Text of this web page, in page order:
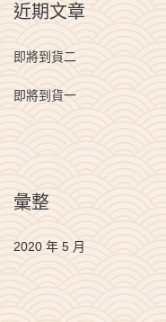
近期文章
即將到貨二
即將到貨一
彙整
2020 年 5 月